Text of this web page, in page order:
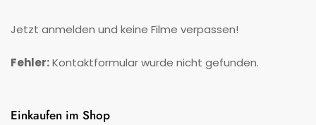
Jetzt anmelden und keine Filme verpassen!
Fehler:Kontaktformular wurde nicht gefunden.
Einkaufen im Shop